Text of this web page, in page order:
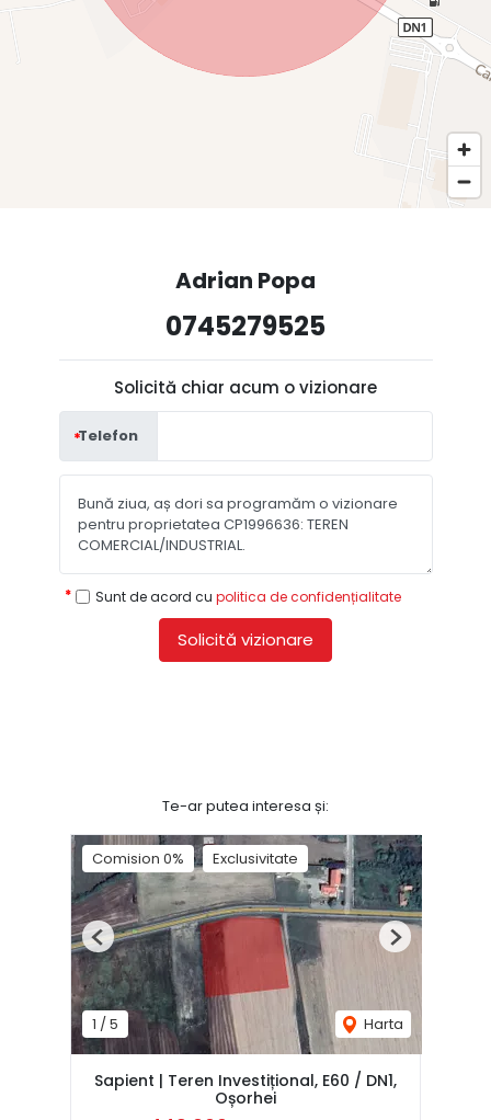
Adrian Popa
0745279525
Solicită chiar acum o vizionare
Telefon
Sunt de acord cu politica de confidențialitate
Solicită vizionare
Te-ar putea interesa și:
Comision 0% Exclusivitate
1 / 5 Harta
Previous Next
Sapient | Teren Investițional, E60 / DN1,
Oșorhei